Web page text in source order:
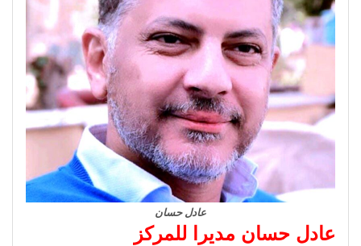
عادل حسان
عادل حسان مديرا للمركز